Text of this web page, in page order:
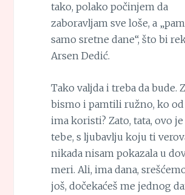
tako, polako počinjem da
zaboravljam sve loše, a
samo sretne dane“, što bi
Arsen Dedić.
Tako valjda i treba da bude.
bismo i pamtili ružno, ko od
ima koristi? Zato, tata, ovo je
tebe, s ljubavlju koju ti
nikada nisam pokazala u
meri. Ali, ima dana,
još, dočekaćeš me jednog